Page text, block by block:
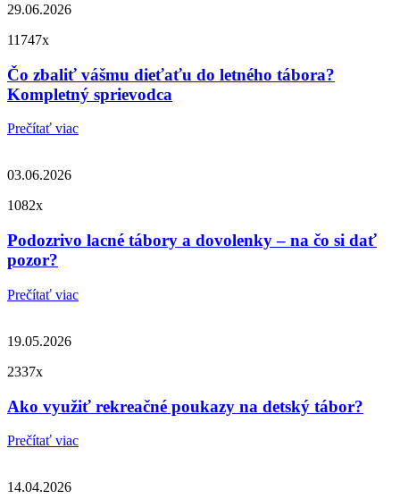
29.06.2026
11747x
Čo zbaliť vášmu dieťaťu do letného tábora?
Kompletný sprievodca
Prečítať viac
03.06.2026
1082x
Podozrivo lacné tábory a dovolenky – na čo si dať
pozor?
Prečítať viac
19.05.2026
2337x
Ako využiť rekreačné poukazy na detský tábor?
Prečítať viac
14.04.2026